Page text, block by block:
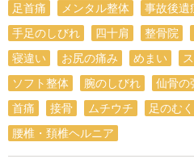
足首痛
メンタル整体 事故後遺
手足のしびれ
四十肩 整骨院
寝違い
お尻の痛み めまい
ソフト整体
腕のしびれ 仙骨の
首痛
接骨 ムチウチ 足のむ
腰椎・頚椎ヘルニア